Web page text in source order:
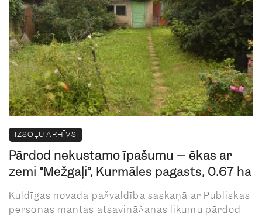
IZSOĻU ARHĪVS
Pārdod nekustamo īpašumu – ēkas ar
zemi “Mežgaļi”, Kurmāles pagasts, 0.67 ha
Kuldīgas novada pašvaldība saskaņā ar Publiskas
personas mantas atsavināšanas likumu pārdod